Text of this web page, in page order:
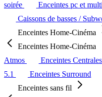
soirée
Enceintes pc et
Caissons de basses /
Enceintes Home-Cinéma
Enceintes Home-Cinéma
Atmos
Enceintes Centrales
5.1
Enceintes Surround
Enceintes sans fil